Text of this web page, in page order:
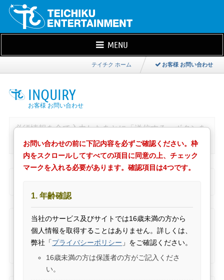
MENU
ARTIST INDEX
アーティスト一覧
RELEASE CALENDAR
SITE MAP
サイトマップ
オンラインショップ
INFO
会社情報
採用情報
お客様 お問い合わせ
音源・映像・ジャケット写真の使用申請
プライバシーポリシー
注意事項・免責事項
サイト内検索
プレイリスト
テイチクレコードナビ
"大人向け" ニュースサイト「おとなのおと」
テイチクエンタテインメント・オフィシャルnote
テイチク ホーム お客様 お問い合わせ
INQUIRY
お問い合わせの前に下記内容を必ずご確認ください。枠
内をスクロールしてすべての項目に同意の上、チェック
マークを入れる必要があります。確認項目は4つです。
1. 年齢確認
当社のサービス及びサイトでは16歳未満の方から
個人情報を取得することはありません。詳しくは、
弊社「プライバシーポリシー 」をご確認ください。
16歳未満の方は保護者の方がご記入くださ
い。
必須情報を全て入力したあとに「送信する」ボタンを
押して下さい。
必須 お名前-name
必須 メールアドレス-email
メールアドレスが間違っている場合、お返事はいたしか